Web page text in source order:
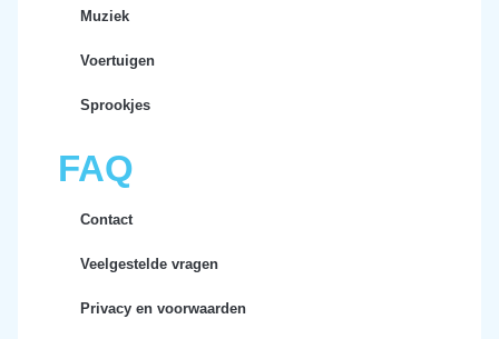
Muziek
Voertuigen
Sprookjes
FAQ
Contact
Veelgestelde vragen
Privacy en voorwaarden